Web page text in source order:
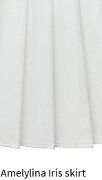
Amelylina Iris skirt